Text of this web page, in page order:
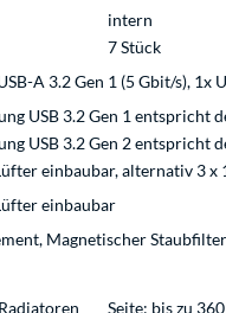
intern
7 Stück
A 3.2 Gen 1 (5 Gbit/s), 1x
USB 3.2 Gen 1 entspricht
USB 3.2 Gen 2 entspricht
einbaubar, alternativ 3
einbaubar
Magnetischer
Seite: bis zu